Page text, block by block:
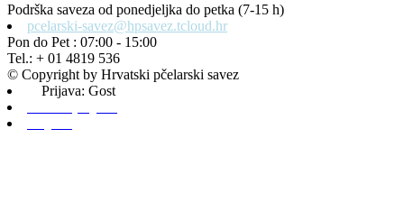
Podrška saveza od ponedjeljka do petka (7-15 h)
pcelarski-savez@hpsavez.tcloud.hr
Pon do Pet : 07:00 - 15:00
Tel.: + 01 4819 536
© Copyright by Hrvatski pčelarski savez
Prijava: Gost